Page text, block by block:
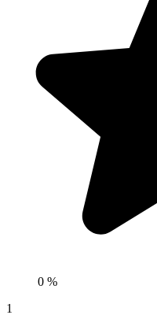
0 %
1